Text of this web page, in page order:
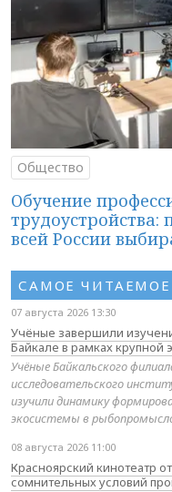
Общество
Обучение
трудоустройства:
всей России
САМОЕ ЧИТАЕМОЕ
07 августа 2026 13:30
Учёные завершили
Байкале в рамках крупной
Учёные Байкальского
исследовательского
изучили динамику
экосистемы в
08 августа 2026 11:00
Красноярский кинотеатр
сомнительных условий